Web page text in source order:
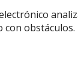
con obstáculos.